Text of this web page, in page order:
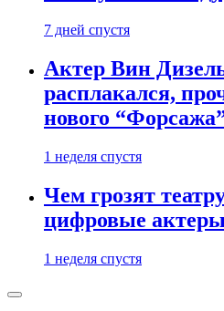
7 дней спустя
Актер Вин
расплакался,
нового
1 неделя спустя
Чем грозят
цифровые актеры
1 неделя спустя